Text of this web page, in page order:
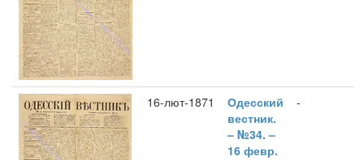
16-лют-1871
Одесский
вестник.
– №34. –
16 февр.
-